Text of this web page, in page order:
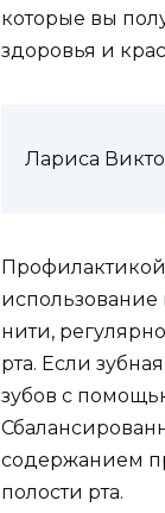
которые вы
здоровья и
Лариса
Профилактикой
использование
нити,
рта. Если
зубов с
содержанием
полости рта.